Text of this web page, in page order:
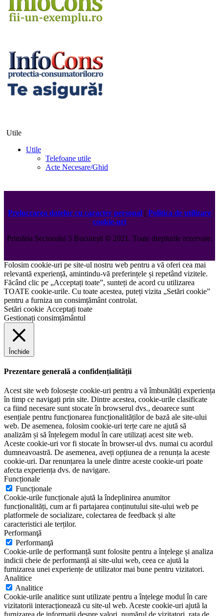
Utile
Utile
Telefoane utile
Acte Necesare/Ghid
Prelucrarea datelor cu caracter personal | Politica de utilizare
cookie-uri
Primăria Sectorului 5 București ©️2021. Toate drepturile rezervate.
Folosim cookie-uri pe site-ul nostru web pentru a vă oferi cea mai
relevantă experiență, amintindu-vă preferințele și repetând vizitele.
Făcând clic pe „Acceptați toate”, sunteți de acord cu utilizarea
TOATE cookie-urile. Cu toate acestea, puteți vizita „Setări cookie”
pentru a furniza un consimțământ controlat.
Setări cookie Acceptați toate
Gestionați consimțământul
Închide
Prezentare generală a confidențialității
Acest site web folosește cookie-uri pentru a vă îmbunătăți experiența
în timp ce navigați prin site. Dintre acestea, cookie-urile clasificate
ca fiind necesare sunt stocate în browserul dvs., deoarece sunt
esențiale pentru funcționarea funcționalităților de bază ale site-ului
web. De asemenea, folosim cookie-uri terțe care ne ajută să
analizăm și să înțelegem modul în care utilizați acest site web.
Aceste cookie-uri vor fi stocate în browser-ul dvs. numai cu acordul
dumneavoastră. De asemenea, aveți opțiunea de a renunța la aceste
cookie-uri. Dar renunțarea la unele dintre aceste cookie-uri poate
afecta experiența dvs. de navigare.
Funcționale
Funcționale
Cookie-urile funcționale ajută la îndeplinirea anumitor
funcționalități, cum ar fi partajarea conținutului site-ului web pe
platformele de socializare, colectarea de feedback și alte
caracteristici ale terților.
Performanţă
Performanţă
Cookie-urile de performanță sunt folosite pentru a înțelege și analiza
indicii cheie de performanță ai site-ului web, ceea ce ajută la
furnizarea unei experiențe de utilizator mai bune pentru vizitatori.
Analitice
Analitice
Cookie-urile analitice sunt utilizate pentru a înțelege modul în care
vizitatorii interacționează cu site-ul web. Aceste cookie-uri ajută la